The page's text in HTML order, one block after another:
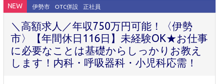
NEW 伊勢市 OTC併設 正社員
＼高額求人／年収750万円可能！〈伊勢
市〉【年間休日116日】未経験OK★お仕事
に必要なことは基礎からしっかりお教え
します！内科・呼吸器科・小児科応需！